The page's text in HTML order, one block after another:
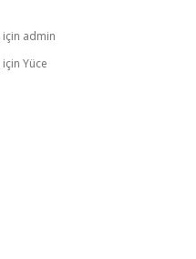
için admin
için Yüce